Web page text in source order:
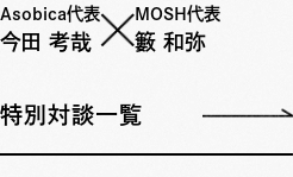
Asobica代表
今田 考哉
MOSH代表
籔 和弥
特別対談一覧